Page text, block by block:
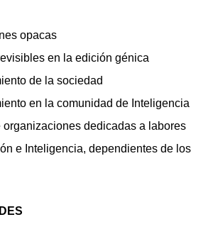
opacas
en la edición génica
de la sociedad
en la comunidad de Inteligencia
organizaciones dedicadas a labores
e Inteligencia, dependientes de los